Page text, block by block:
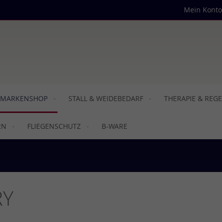
Mein Konto
MARKENSHOP STALL & WEIDEBEDARF THERAPIE &
FLIEGENSCHUTZ B-WARE